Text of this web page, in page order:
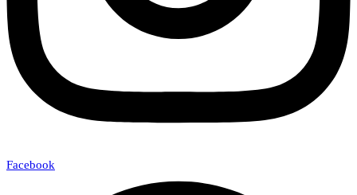
Facebook